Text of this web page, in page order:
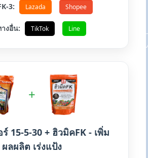
3: Lazada Shopee
างอื่น: TikTok Line
+
15-5-30 + ฮิวมิคFK - เพิ่ม
ผลผลิต เร่งแป้ง